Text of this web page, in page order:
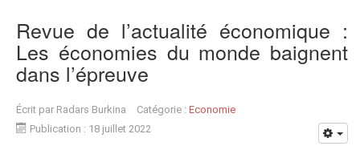
Revue de l’actualité économique :
Les économies du monde baignent
dans l’épreuve
Écrit par Radars Burkina Catégorie : Economie
Publication : 18 juillet 2022